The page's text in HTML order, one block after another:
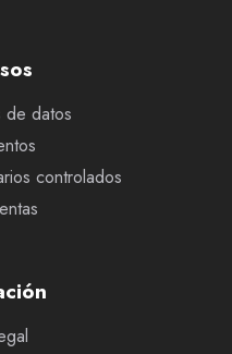
de datos
controlados